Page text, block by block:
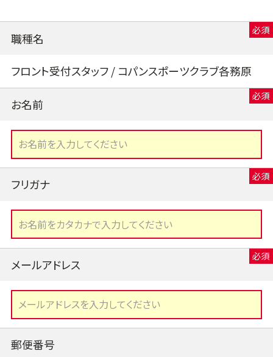
職種名
フロント受付スタッフ / コパンスポーツクラブ各務原
お名前
フリガナ
メールアドレス
郵便番号